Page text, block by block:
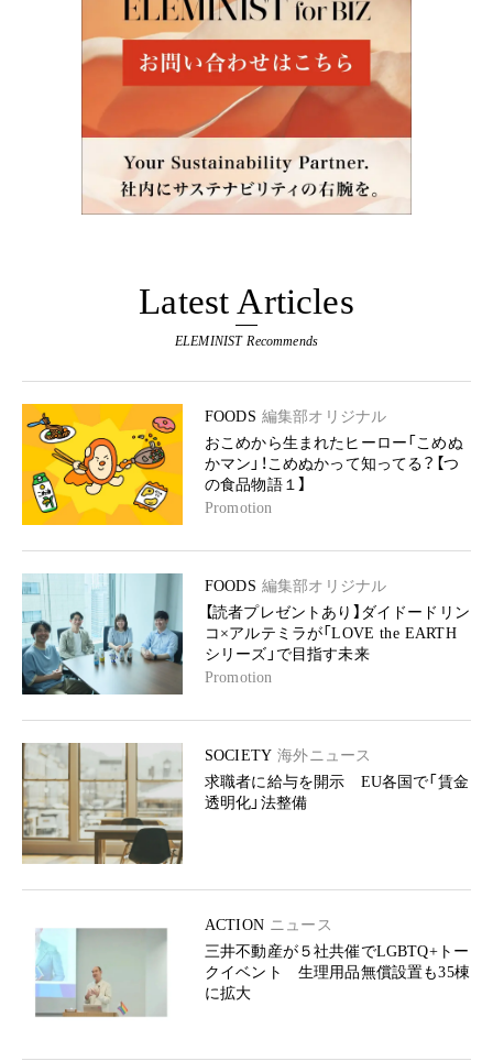
Latest Articles
ELEMINIST Recommends
FOODS 編集部オリジナル
おこめから生まれたヒーロー「こめぬ
かマン」！こめぬかって知ってる？【つ
の食品物語１】
Promotion
FOODS 編集部オリジナル
【読者プレゼントあり】ダイドードリン
コ×アルテミラが「LOVE the EARTH
シリーズ」で目指す未来
Promotion
SOCIETY 海外ニュース
求職者に給与を開示 EU各国で「賃金
透明化」法整備
ACTION ニュース
三井不動産が５社共催でLGBTQ+トー
クイベント 生理用品無償設置も35棟
に拡大